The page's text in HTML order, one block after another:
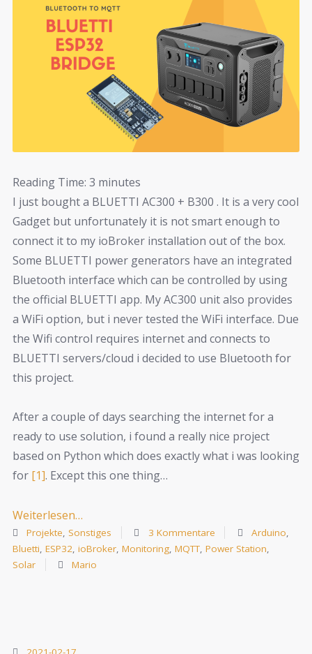
Reading Time: 3 minutes
I just bought a BLUETTI AC300 + B300 . It is a very cool
Gadget but unfortunately it is not smart enough to
connect it to my ioBroker installation out of the box.
Some BLUETTI power generators have an integrated
Bluetooth interface which can be controlled by using
the official BLUETTI app. My AC300 unit also provides
a WiFi option, but i never tested the WiFi interface. Due
the Wifi control requires internet and connects to
BLUETTI servers/cloud i decided to use Bluetooth for
this project.
After a couple of days searching the internet for a
ready to use solution, i found a really nice project
based on Python which does exactly what i was looking
for [1]. Except this one thing…
Weiterlesen…
Projekte, Sonstiges 3 Kommentare Arduino,
Bluetti, ESP32, ioBroker, Monitoring, MQTT, Power Station,
Solar
Mario